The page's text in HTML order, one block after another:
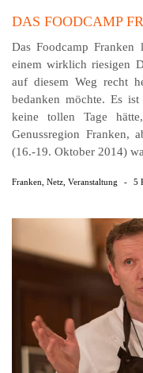
DAS FOODCAMP
Das Foodcamp
einem wirklich riesigen
auf diesem Weg recht
bedanken möchte. Es
keine tollen Tage
Genussregion Franken,
(16.-19. Oktober 2014)
Franken Netz Veranstaltung - 5